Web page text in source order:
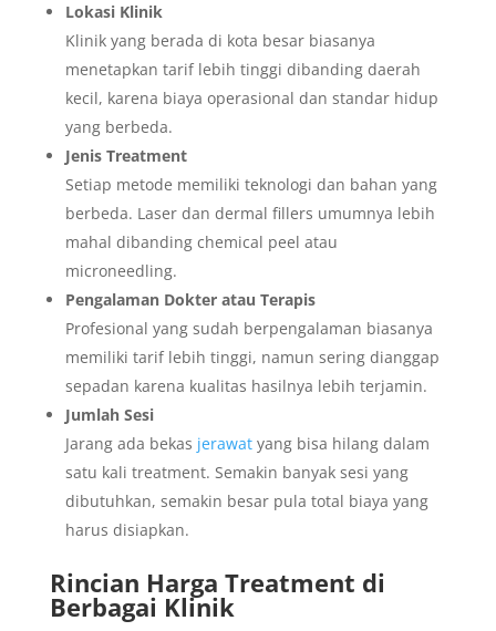
Lokasi Klinik
Klinik yang berada di kota besar biasanya
menetapkan tarif lebih tinggi dibanding daerah
kecil, karena biaya operasional dan standar hidup
yang berbeda.
Jenis Treatment
Setiap metode memiliki teknologi dan bahan yang
berbeda. Laser dan dermal fillers umumnya lebih
mahal dibanding chemical peel atau
microneedling.
Pengalaman Dokter atau Terapis
Profesional yang sudah berpengalaman biasanya
memiliki tarif lebih tinggi, namun sering dianggap
sepadan karena kualitas hasilnya lebih terjamin.
Jumlah Sesi
Jarang ada bekas jerawatyang bisa hilang dalam
satu kali treatment. Semakin banyak sesi yang
dibutuhkan, semakin besar pula total biaya yang
harus disiapkan.
Rincian Harga Treatment di
Berbagai Klinik